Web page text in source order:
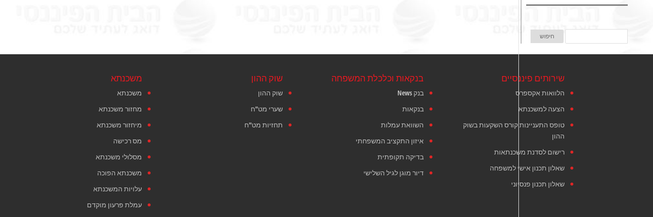
משכנתא
משכנתא
מחזור משכנתא
מיחזור משכנתא
מס רכישה
מסלולי משכנתא
משכנתא הפוכה
עלויות המשכנתא
עמלת פרעון מוקדם
שוק ההון
שוק ההון
שערי מט"ח
תחזיות מט"ח
בנקאות וכלכלת המשפחה
בנק News
בנקאות
השוואת עמלות
איזון התקציב המשפחתי
בדיקה תקופתית
דיור מוגן לגיל השלישי
שירותים פיננסיים
הלוואות אקספרס
הצעה למשכנתא
טופס התעניינות קורס השקעות בשוק
ההון
רישום לסדנת משכנתאות
שאלון תכנון אישי למשפחה
שאלון תכנון פנסיוני